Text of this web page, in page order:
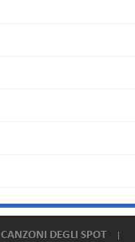
CANZONI DEGLI SPOT